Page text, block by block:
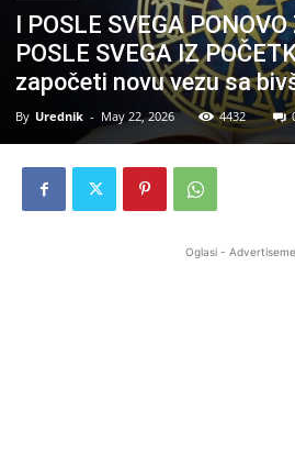
I POSLE SVEGA
POSLE SVEGA IZ
započeti novu vezu sa
By Urednik - May 22, 2026 4432
Oglasi -